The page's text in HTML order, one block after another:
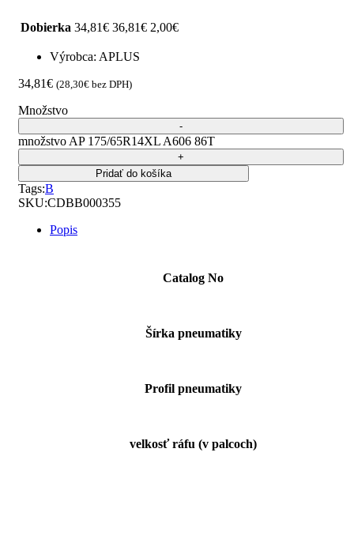
Dobierka 34,81€ 36,81€ 2,00€
Výrobca: APLUS
34,81€ (28,30€ bez DPH)
Množstvo
množstvo AP 175/65R14XL A606 86T
Pridať do košíka
Tags:B
SKU:CDBB000355
Popis
Catalog No
Šírka pneumatiky
Profil pneumatiky
velkosť ráfu (v palcoch)